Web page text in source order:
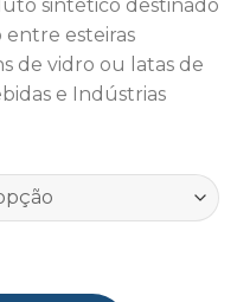
sintético destinado
esteiras
de vidro ou latas de
e Indústrias